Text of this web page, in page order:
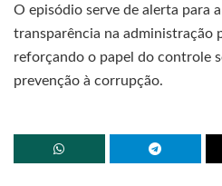
O episódio serve de alerta para
transparência na administração
reforçando o papel do controle
prevenção à corrupção.